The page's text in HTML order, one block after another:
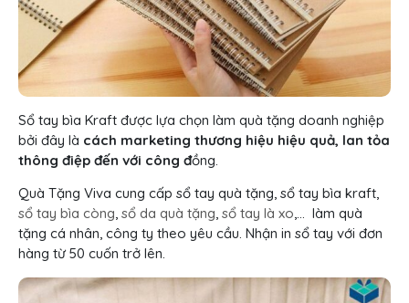
Sổ tay bìa Kraft được lựa chọn làm quà tặng doanh nghiệp
bởi đây là cách marketing thương hiệu hiệu quả, lan tỏa
thông điệp đến với công đồng.
Quà Tặng Viva cung cấp sổ tay quà tặng, sổ tay bìa kraft,
sổ tay bìa còng, sổ da quà tặng, sổ tay là xo,… làm quà
tặng cá nhân, công ty theo yêu cầu. Nhận in sổ tay với đơn
hàng từ 50 cuốn trở lên.